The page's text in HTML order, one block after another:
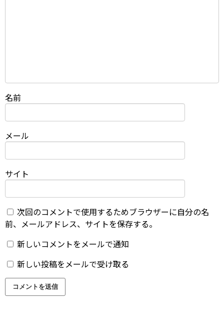
名前
メール
サイト
次回のコメントで使用するためブラウザーに自分の名
前、メールアドレス、サイトを保存する。
新しいコメントをメールで通知
新しい投稿をメールで受け取る